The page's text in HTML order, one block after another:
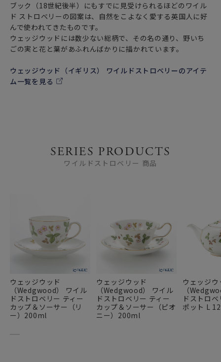
ブック（18世紀後半）にもすでに見受けられるほどのワイル
ド ストロベリーの図案は、自然をこよなく愛する英国人に好
んで使われてきたものです。
ウェッジウッドには数少ない総柄で、その名の通り、野いち
ごの実と花と葉があふれんばかりに描かれています。
ウェッジウッド（イギリス） ワイルドストロベリーのアイテ
ム一覧を見る
SERIES PRODUCTS
ワイルドストロベリー 商品
ウェッジウッド
（Wedgwood） ワイル
ドストロベリー ティー
カップ＆ソーサー（リ
ー）200ml
ウェッジウッド
（Wedgwood） ワイル
ドストロベリー ティー
カップ＆ソーサー（ピオ
ニー）200ml
ウェッジウ
（
ドストロ
ポット L